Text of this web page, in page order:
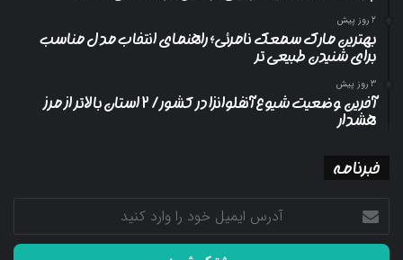
2 روز پیش
بهترین مارک سمعک نامرئی؛ راهنمای انتخاب مدل مناسب
برای شنیدن طبیعی تر
3 روز پیش
آخرین وضعیت شیوع آنفلوانزا در کشور/ ۲ استان بالاتر از مرز
هشدار
خبرنامه
آدرس
ایمیل
خود